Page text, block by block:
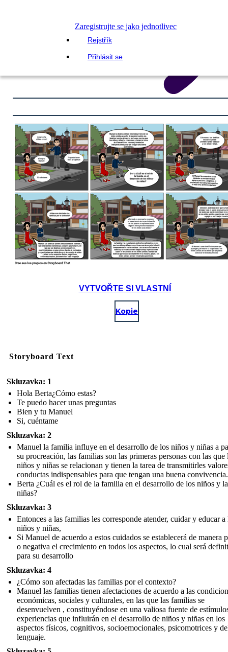
Zaregistrujte se jako jednotlivec
Rejstřík
Přihlásit se
VYTVOŘTE SI VLASTNÍ
Kopie
Storyboard Text
Skluzavka: 1
Hola Berta¿Cómo estas?
Te puedo hacer unas preguntas
Bien y tu Manuel
Si, cuéntame
Skluzavka: 2
Manuel la familia influye en el desarrollo de los niños y niñas a
su procreación, las familias son las primeras personas con las que
niños y niñas se relacionan y tienen la tarea de transmitirles
conductas indispensables para que tengan una buena convivencia.
Berta ¿Cuál es el rol de la familia en el desarrollo de los niños y
niñas?
Skluzavka: 3
Entonces a las familias les corresponde atender, cuidar y educar a
niños y niñas,
Si Manuel de acuerdo a estos cuidados se establecerá de manera
o negativa el crecimiento en todos los aspectos, lo cual será
para su desarrollo
Skluzavka: 4
¿Cómo son afectadas las familias por el contexto?
Manuel las familias tienen afectaciones de acuerdo a las
económicas, sociales y culturales, en las que las familias se
desenvuelven , constituyéndose en una valiosa fuente de
experiencias que influirán en el desarrollo de niños y niñas en los
aspectos físicos, cognitivos, socioemocionales, psicomotrices y
lenguaje.